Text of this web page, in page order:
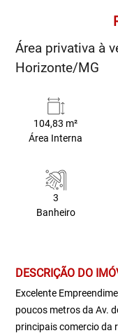
Área privativa à
Horizonte/MG
104,83 m²
Área Interna
3
Banheiro
DESCRIÇÃO DO
Excelente
poucos metros da Av.
principais comercio da